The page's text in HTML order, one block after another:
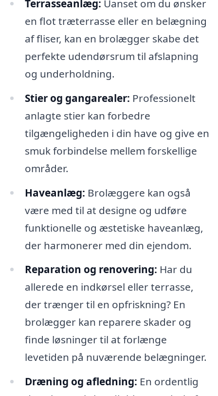
Terrasseanlæg: Uanset om du ønsker
en flot træterrasse eller en belægning
af fliser, kan en brolægger skabe det
perfekte udendørsrum til afslapning
og underholdning.
Stier og gangarealer: Professionelt
anlagte stier kan forbedre
tilgængeligheden i din have og give en
smuk forbindelse mellem forskellige
områder.
Haveanlæg: Brolæggere kan også
være med til at designe og udføre
funktionelle og æstetiske haveanlæg,
der harmonerer med din ejendom.
Reparation og renovering: Har du
allerede en indkørsel eller terrasse,
der trænger til en opfriskning? En
brolægger kan reparere skader og
finde løsninger til at forlænge
levetiden på nuværende belægninger.
Dræning og afledning: En ordentlig